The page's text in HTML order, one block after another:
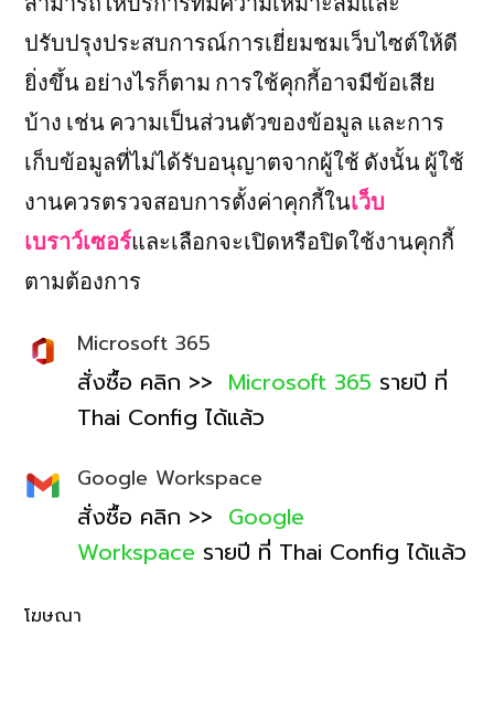
ปรับปรุงประสบการณ์การเยี่ยมชมเว็บไซต์ให้ดี
ยิ่งขึ้น อย่างไรก็ตาม การใช้คุกกี้อาจมีข้อเสีย
บ้าง เช่น ความเป็นส่วนตัวของข้อมูล และการ
เก็บข้อมูลที่ไม่ได้รับอนุญาตจากผู้ใช้ ดังนั้น ผู้ใช้
งานควรตรวจสอบการตั้งค่าคุกกี้ในเว็บ
เบราว์เซอร์และเลือกจะเปิดหรือปิดใช้งานคุกกี้
ตามต้องการ
Microsoft 365
สั่งซื้อ คลิก >> Microsoft 365 รายปี ที่
Thai Config ได้แล้ว
Google Workspace
สั่งซื้อ คลิก >> Google
Workspace รายปี ที่ Thai Config ได้แล้ว
โฆษณา